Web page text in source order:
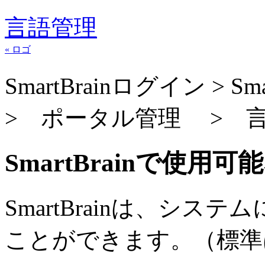
言語管理
« ロゴ
SmartBrainログイン >
> ポータル管理 > 言
SmartBrainで使用可
SmartBrainは、システ
ことができます。（標